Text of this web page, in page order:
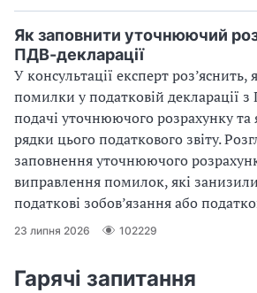
Як заповнити уточнюючий
ПДВ-декларації
У консультації експерт роз’яснить,
помилки у податковій декларації
подачі уточнюючого розрахунку та
рядки цього податкового звіту.
заповнення уточнюючого
виправлення помилок, які
податкові зобов’язання або
23 липня 2026 102229
Гарячі запитання